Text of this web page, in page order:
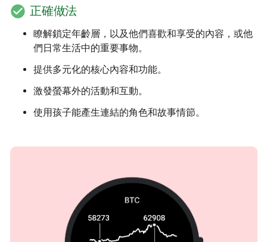
check_circle 正確做法
瞭解鎖定年齡層，以及他們喜歡和享受的內容，或他
們日常生活中的重要事物。
提供多元化的核心內容和功能。
激發螢幕外的活動和互動。
使用孩子能產生連結的角色和故事情節。